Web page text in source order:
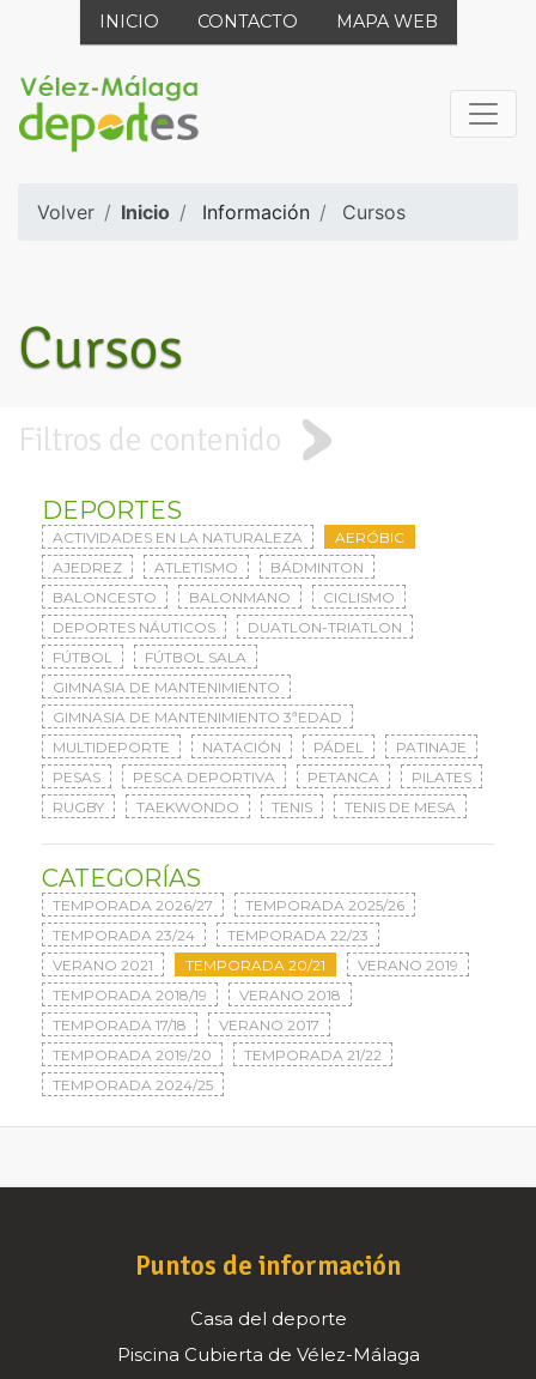
INICIO CONTACTO MAPA WEB
Volver Inicio Información Cursos
Cursos
Filtros de contenido
DEPORTES
ACTIVIDADES EN LA NATURALEZA
AERÓBIC
AJEDREZ
ATLETISMO
BÁDMINTON
BALONCESTO
BALONMANO
CICLISMO
DEPORTES NÁUTICOS
DUATLON-TRIATLON
FÚTBOL
FÚTBOL SALA
GIMNASIA DE MANTENIMIENTO
GIMNASIA DE MANTENIMIENTO 3ªEDAD
MULTIDEPORTE
NATACIÓN PÁDEL
PATINAJE
PESAS
PESCA DEPORTIVA PETANCA
PILATES
RUGBY
TAEKWONDO TENIS TENIS DE MESA
CATEGORÍAS
TEMPORADA 2026/27
TEMPORADA 2025/26
TEMPORADA 23/24
TEMPORADA 22/23
VERANO 2021
TEMPORADA 20/21
VERANO 2019
TEMPORADA 2018/19
VERANO 2018
TEMPORADA 17/18
VERANO 2017
TEMPORADA 2019/20
TEMPORADA 21/22
TEMPORADA 2024/25
Puntos de información
Casa del deporte
Piscina Cubierta de Vélez-Málaga